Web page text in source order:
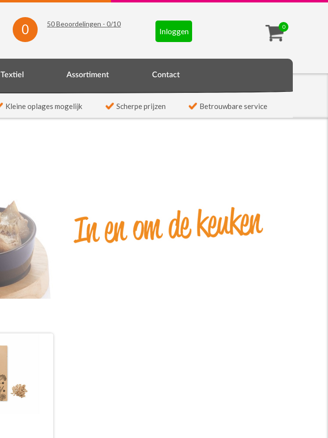
0
Inloggen
0 50Beoordelingen -0/10
Textiel Assortiment Contact
Kleine oplages mogelijk Scherpe prijzen Betrouwbare service